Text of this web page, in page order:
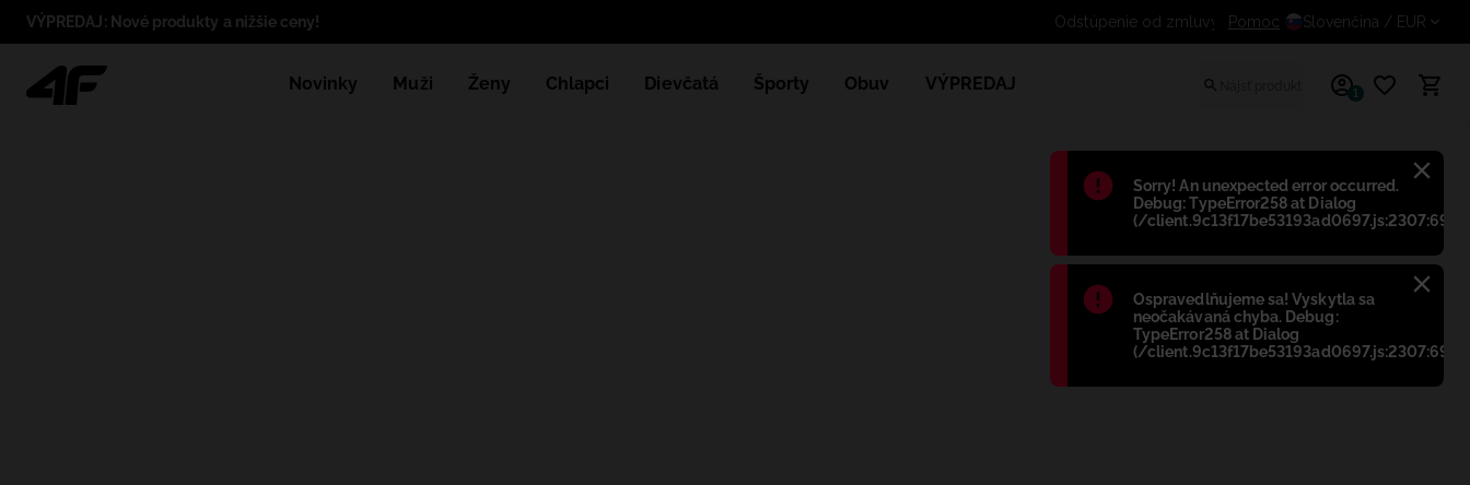
Błąd:
Sorry! An unexpected error occurred.
Debug: TypeError258 at Dialog
(/client.9c13f17be53193ad0697.js:2307:698)
Błąd:
Ospravedlňujeme sa! Vyskytla sa
neočakávaná chyba. Debug:
TypeError258 at Dialog
(/client.9c13f17be53193ad0697.js:2307:698)
VÝPREDAJ: Nové produkty a nižšie ceny! Odstúpenie od zmluvy zdarma
Pomoc Slovenčina / EUR
Novinky Muži Ženy Chlapci Dievčatá Športy Obuv VÝPREDAJ 1